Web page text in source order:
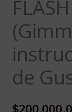
de